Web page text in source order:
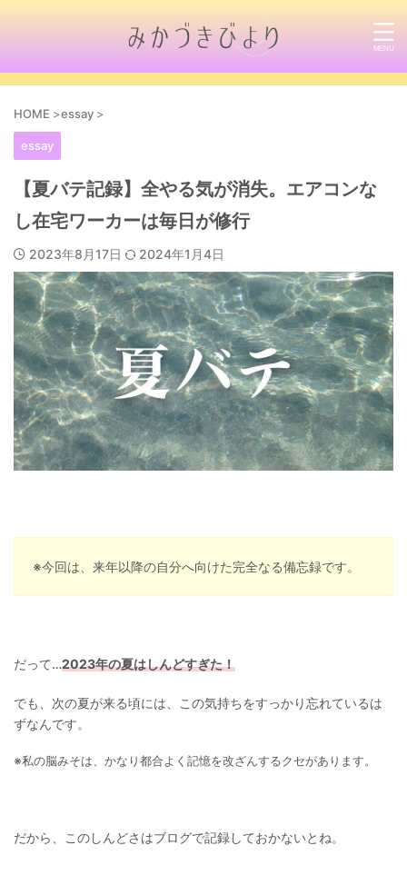
HOME >essay >
essay
【夏バテ記録】全やる気が消失。エアコンな
し在宅ワーカーは毎日が修行
2023年8月17日 2024年1月4日
※今回は、来年以降の自分へ向けた完全なる備忘録です。
だって…2023年の夏はしんどすぎた！
でも、次の夏が来る頃には、この気持ちをすっかり忘れているは
ずなんです。
※私の脳みそは、かなり都合よく記憶を改ざんするクセがあります。
だから、このしんどさはブログで記録しておかないとね。